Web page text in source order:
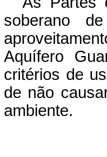
soberano
Aquífero
critérios de
de não
ambiente.